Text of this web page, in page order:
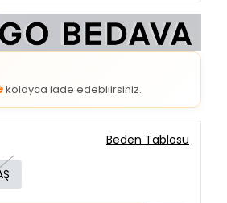
kolayca iade edebilirsiniz.